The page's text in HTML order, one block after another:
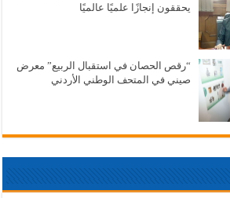
يحققون إنجازًا علميًا عالميًا
“رقص الحصان في استقبال الربيع” معرض
صيني في المتحف الوطني الأردني